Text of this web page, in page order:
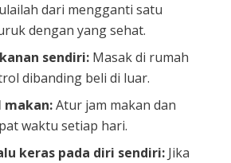
dari mengganti satu
dengan yang sehat.
sendiri: Masak di rumah
dibanding beli di luar.
makan:Atur jam makan dan
waktu setiap hari.
keras pada diri sendiri: Jika